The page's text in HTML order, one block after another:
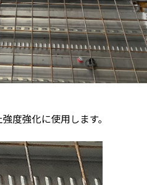
度強化に使用します。